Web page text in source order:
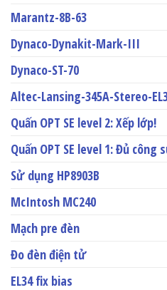
Marantz-8B-63
Dynaco-Dynakit-Mark-III
Dynaco-ST-70
Altec-Lansing-345A-Stereo-
Quấn OPT SE level 2: Xếp lớp!
Quấn OPT SE level 1: Đủ
Sử dụng HP8903B
McIntosh MC240
Mạch pre đèn
Đo đèn điện tử
EL34 fix bias